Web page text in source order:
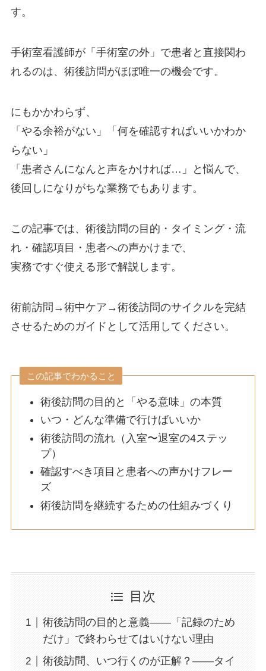
す。
手術室看護師が「手術室の外」で患者と直接関わ
れるのは、術後訪問がほぼ唯一の機会です。
にもかかわらず、
「やる余裕がない」「何を確認すればいいかわか
らない」
「患者さんになんと声をかければ…」と悩んで、
後回しになりがちな業務でもあります。
この記事では、術後訪問の目的・タイミング・流
れ・確認項目・患者への声かけまで、
実務ですぐ使える形で解説します。
術前訪問→術中ケア→術後訪問のサイクルを完結
させるためのガイドとして活用してください。
この記事でわかること
術後訪問の目的と「やる意味」の本質
いつ・どんな準備で行けばいいか
術後訪問の流れ（入室〜退室の4ステッ
プ）
確認すべき項目と患者への声かけフレー
ズ
術後訪問を継続するための仕組みづくり
目次
術後訪問の目的と意義——「記録のため
だけ」で終わらせてはいけない理由
術後訪問、いつ行くのが正解？——タイ